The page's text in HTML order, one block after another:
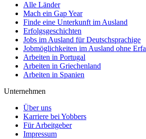
Alle Länder
Mach ein Gap Year
Finde eine Unterkunft im Ausland
Erfolgsgeschichten
Jobs im Ausland für Deutschsprachige
Jobmöglichkeiten im Ausland ohne
Arbeiten in Portugal
Arbeiten in Griechenland
Arbeiten in Spanien
Unternehmen
Über uns
Karriere bei Yobbers
Für Arbeitgeber
Impressum